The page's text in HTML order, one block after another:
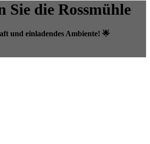
Sie die Rossmühle
und einladendes Ambiente! 🌟